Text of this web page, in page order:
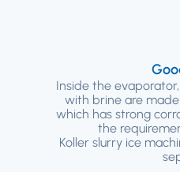
Inside the evaporator,
with brine are made
which has strong
the
Koller slurry ice